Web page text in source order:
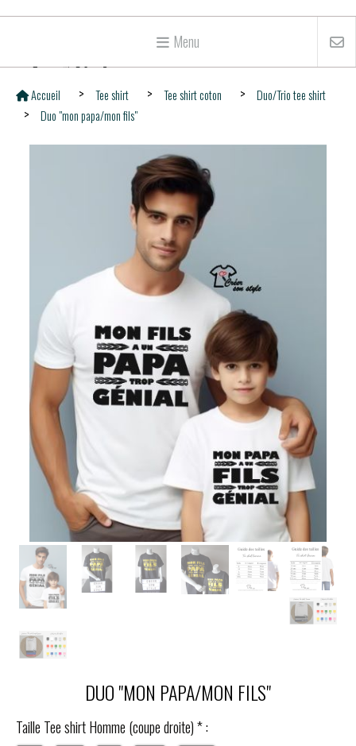
Menu
Accueil Tee shirt Tee shirt coton
Duo/Trio tee shirt
Duo "mon papa/mon fils"
DUO "MON PAPA/MON FILS"
Taille Tee shirt Homme (coupe droite)*: